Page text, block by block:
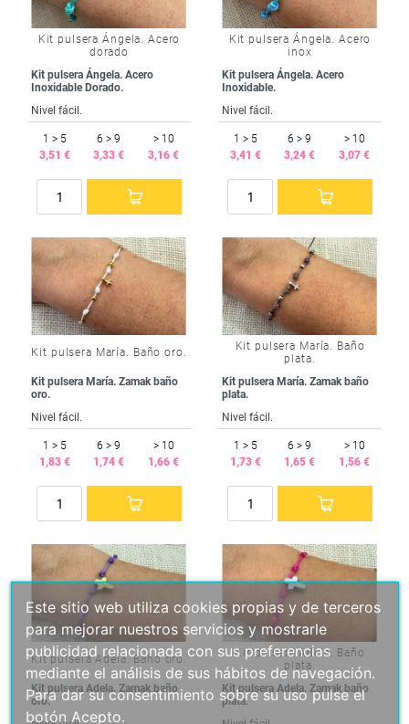
Kit pulsera Ángela. Acero
dorado
Kit pulsera Ángela. Acero
Inoxidable Dorado.
Nivel fácil.
1 > 5
3,51 €
6 > 9
3,33 €
> 10
3,16 €
Kit pulsera Ángela. Acero
inox
Kit pulsera Ángela. Acero
Inoxidable.
Nivel fácil.
1 > 5
3,41 €
6 > 9
3,24 €
> 10
3,07 €
Kit pulsera María. Baño oro.
Kit pulsera María. Zamak baño
oro.
Nivel fácil.
1 > 5
1,83 €
6 > 9
1,74 €
> 10
1,66 €
Kit pulsera María. Baño
plata.
Kit pulsera María. Zamak baño
plata.
Nivel fácil.
1 > 5
1,73 €
6 > 9
1,65 €
> 10
1,56 €
Kit pulsera Adela. Baño oro.
Kit pulsera Adela. Zamak baño
oro.
Kit pulsera Adela. Baño
plata.
Kit pulsera Adela. Zamak baño
plata.
Este sitio web utiliza cookies propias y de terceros
para mejorar nuestros servicios y mostrarle
publicidad relacionada con sus preferencias
mediante el análisis de sus hábitos de navegación.
Para dar su consentimiento sobre su uso pulse el
botón Acepto.